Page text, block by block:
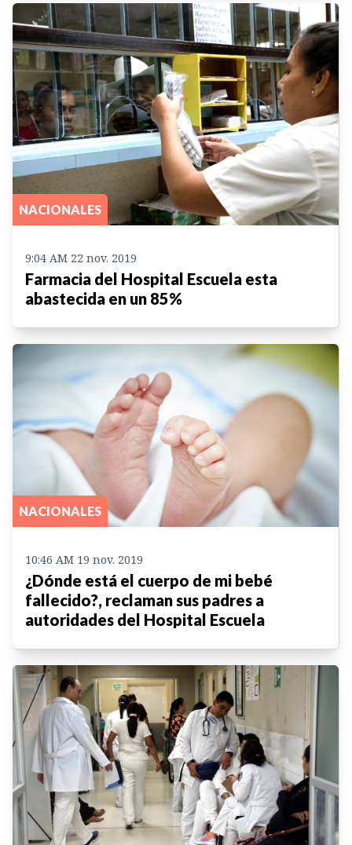
NACIONALES
9:04 AM 22 nov. 2019
Farmacia del Hospital Escuela esta
abastecida en un 85%
NACIONALES
10:46 AM 19 nov. 2019
¿Dónde está el cuerpo de mi bebé
fallecido?, reclaman sus padres a
autoridades del Hospital Escuela